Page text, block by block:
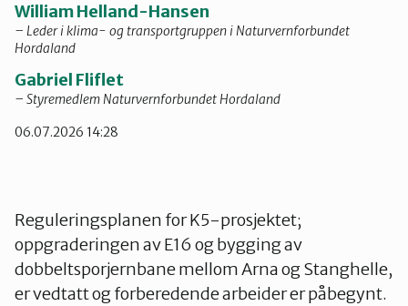
William Helland-Hansen
– Leder i klima- og transportgruppen i Naturvernforbundet
Hordaland
Gabriel Fliflet
– Styremedlem Naturvernforbundet Hordaland
06.07.2026 14:28
Reguleringsplanen for K5-prosjektet;
oppgraderingen av E16 og bygging av
dobbeltsporjernbane mellom Arna og Stanghelle,
er vedtatt og forberedende arbeider er påbegynt.